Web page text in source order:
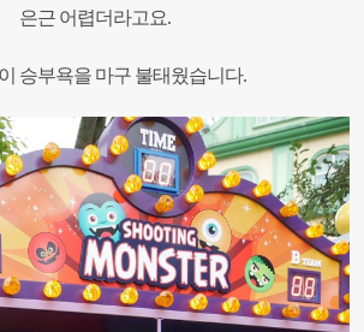
은근 어렵더라고요.
승부욕을 마구 불태웠습니다.